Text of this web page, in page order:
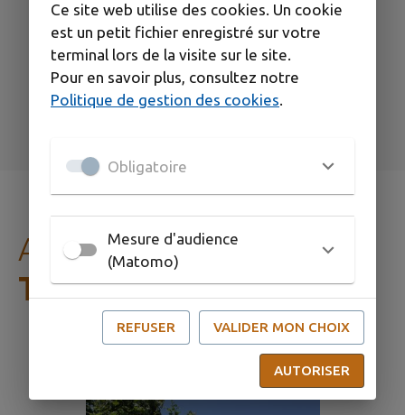
AGENDA DEMON
TERRITOIRE
Ce site web utilise des cookies. Un cookie
est un petit fichier enregistré sur votre
terminal lors de la visite sur le site.
Pour en savoir plus, consultez notre
Politique de gestion des cookies.
Obligatoire
Mesure d'audience
(Matomo)
REFUSER VALIDER MON CHOIX
AUTORISER